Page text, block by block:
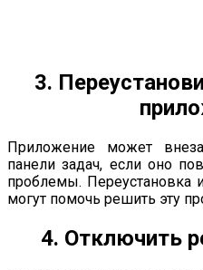
3.
Приложение может
панели задач, если оно
проблемы. Переустановка
могут помочь решить эту
4. Отключить